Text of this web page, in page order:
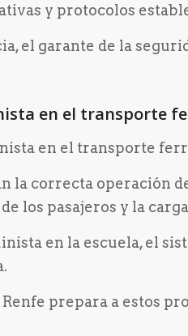
y protocolos
el garante de la
en el transporte
en el transporte
la correcta operación
los pasajeros y la
en la escuela, el
prepara a estos